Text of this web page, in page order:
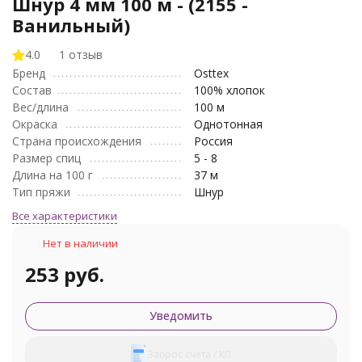
Ванильный)
4.0
1 отзыв
Бренд
Osttex
Состав
100% хлопок
Вес/длина
100 м
Окраска
Однотонная
Страна происхождения
Россия
Размер спиц
5 - 8
Длина на 100 г
37 м
Тип пряжи
Шнур
Все характеристики
Нет в наличии
253 руб.
Уведомить